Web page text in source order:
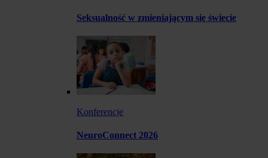
Seksualność w zmieniającym się świecie
Konferencje
NeuroConnect 2026